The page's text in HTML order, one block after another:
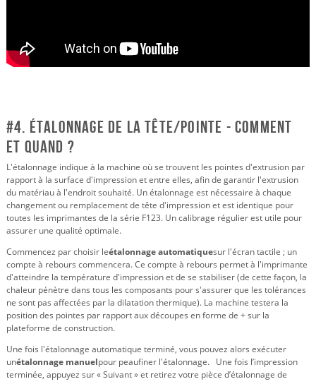
#4. Étalonnage de la tête/pointe - Comment
et quand ?
L'étalonnage indique à la machine où se trouvent les pointes d'extrusion par
rapport à la surface d'impression et entre elles, afin de garantir l'extrusion
du matériau à l'endroit souhaité. Un étalonnage est nécessaire à chaque
changement ou remplacement de tête d'impression et est identique pour
toutes les imprimantes de la série F123. Un calibrage régulier est utile pour
assurer une qualité optimale.
Commencez par choisir leétalonnage automatiquesur l'écran tactile ; un
compte à rebours commencera. Ce compte à rebours permet à l'imprimante
d'atteindre la température d'impression et de se stabiliser (de cette façon, la
chaleur pénètre dans tous les composants pour s'assurer que les tolérances
ne sont pas affectées par la dilatation thermique). La machine testera la
position des pointes par rapport aux découpes en forme de + sur la
plateforme de construction.
Une fois l'étalonnage automatique terminé, vous pouvez alors exécuter
unétalonnage manuelpour peaufiner l'étalonnage. Une fois l’impression
terminée, appuyez sur « Suivant » et retirez votre pièce d’étalonnage de